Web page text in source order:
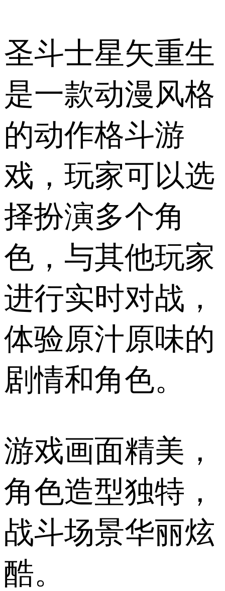
圣斗士星矢重生
是一款动漫风格
的动作格斗游
戏，玩家可以选
择扮演多个角
色，与其他玩家
进行实时对战，
体验原汁原味的
剧情和角色。
游戏画面精美，
角色造型独特，
战斗场景华丽炫
酷。